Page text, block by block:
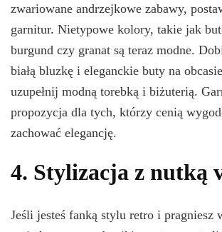
zwariowane andrzejkowe zabawy,
garnitur. Nietypowe kolory, takie jak
burgund czy granat są teraz modne.
białą bluzkę i eleganckie buty na
uzupełnij modną torebką i biżuterią.
propozycja dla tych, którzy cenią
zachować elegancję.
4. Stylizacja z nutką
Jeśli jesteś fanką stylu retro i pragniesz